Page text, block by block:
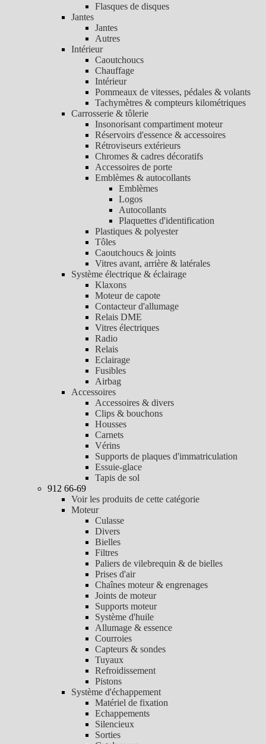
Flasques de disques
Jantes
Jantes
Autres
Intérieur
Caoutchoucs
Chauffage
Intérieur
Pommeaux de vitesses, pédales & volants
Tachymètres & compteurs kilométriques
Carrosserie & tôlerie
Insonorisant compartiment moteur
Réservoirs d'essence & accessoires
Rétroviseurs extérieurs
Chromes & cadres décoratifs
Accessoires de porte
Emblèmes & autocollants
Emblèmes
Logos
Autocollants
Plaquettes d'identification
Plastiques & polyester
Tôles
Caoutchoucs & joints
Vitres avant, arrière & latérales
Système électrique & éclairage
Klaxons
Moteur de capote
Contacteur d'allumage
Relais DME
Vitres électriques
Radio
Relais
Eclairage
Fusibles
Airbag
Accessoires
Accessoires & divers
Clips & bouchons
Housses
Carnets
Vérins
Supports de plaques d'immatriculation
Essuie-glace
Tapis de sol
912 66-69
Voir les produits de cette catégorie
Moteur
Culasse
Divers
Bielles
Filtres
Paliers de vilebrequin & de bielles
Prises d'air
Chaînes moteur & engrenages
Joints de moteur
Supports moteur
Système d'huile
Allumage & essence
Courroies
Capteurs & sondes
Tuyaux
Refroidissement
Pistons
Système d'échappement
Matériel de fixation
Echappements
Silencieux
Sorties